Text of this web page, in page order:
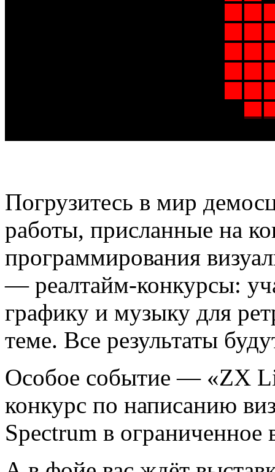
Погрузитесь в мир
работы, присланные на
программирования
— реалтайм-конкурсы:
графику и музыку для
теме. Все результаты
Особое событие — «ZX
конкурс по написанию
Spectrum в